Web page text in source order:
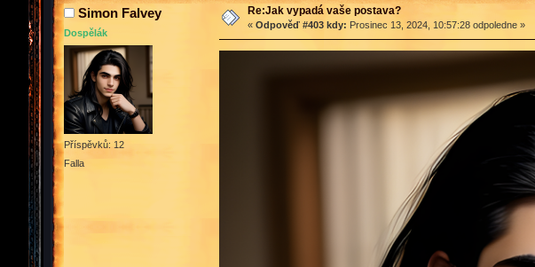
Simon Falvey
Dospělák
Příspěvků: 12
Falla
Re:Jak vypadá vaše postava?
« Odpověď #403 kdy: Prosinec 13, 2024, 10:57:28 odpoledne »